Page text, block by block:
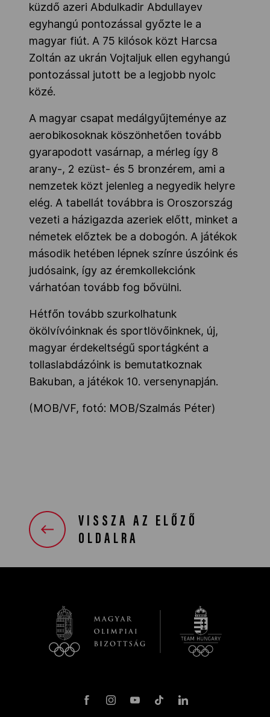
küzdő azeri Abdulkadir Abdullayev
egyhangú pontozással győzte le a
magyar fiút. A 75 kilósok közt Harcsa
Zoltán az ukrán Vojtaljuk ellen egyhangú
pontozással jutott be a legjobb nyolc
közé.
A magyar csapat medálgyűjteménye az
aerobikosoknak köszönhetően tovább
gyarapodott vasárnap, a mérleg így 8
arany-, 2 ezüst- és 5 bronzérem, ami a
nemzetek közt jelenleg a negyedik helyre
elég. A tabellát továbbra is Oroszország
vezeti a házigazda azeriek előtt, minket a
németek előztek be a dobogón. A játékok
második hetében lépnek színre úszóink és
judósaink, így az éremkollekciónk
várhatóan tovább fog bővülni.
Hétfőn tovább szurkolhatunk
ökölvívóinknak és sportlövőinknek, új,
magyar érdekeltségű sportágként a
tollaslabdázóink is bemutatkoznak
Bakuban, a játékok 10. versenynapján.
(MOB/VF, fotó: MOB/Szalmás Péter)
VISSZA AZ ELŐZŐ
OLDALRA